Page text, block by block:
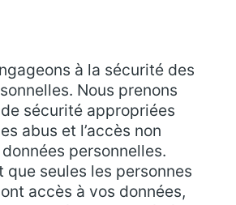
à la sécurité des
Nous prenons
sécurité appropriées
abus et l’accès non
personnelles.
que seules les personnes
accès à vos données,